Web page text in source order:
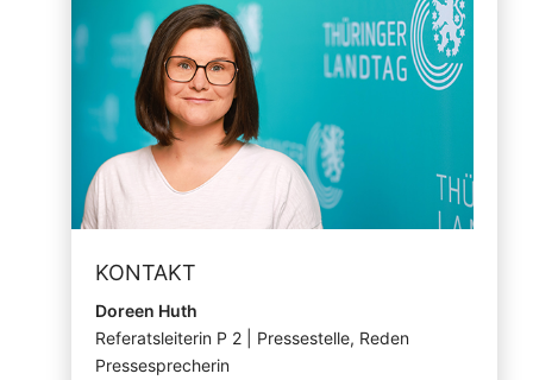
KONTAKT
Doreen Huth
Referatsleiterin P 2 | Pressestelle, Reden
Pressesprecherin